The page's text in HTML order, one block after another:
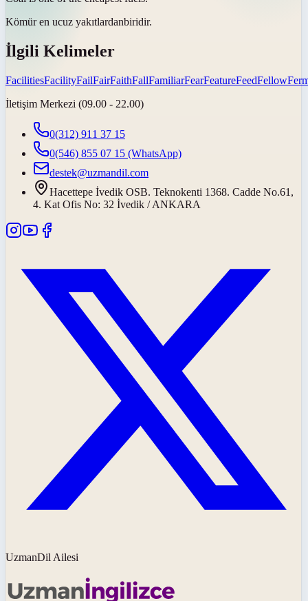
Kömür en ucuz yakıtlardanbiridir.
İlgili Kelimeler
FacilitiesFacilityFailFairFaithFallFamiliarFearFeatureFeedFellow
İletişim Merkezi (09.00 - 22.00)
0(312) 911 37 15
0(546) 855 07 15 (WhatsApp)
destek@uzmandil.com
Hacettepe İvedik OSB. Teknokenti 1368. Cadde No.61,
4. Kat Ofis No: 32 İvedik / ANKARA
UzmanDil Ailesi